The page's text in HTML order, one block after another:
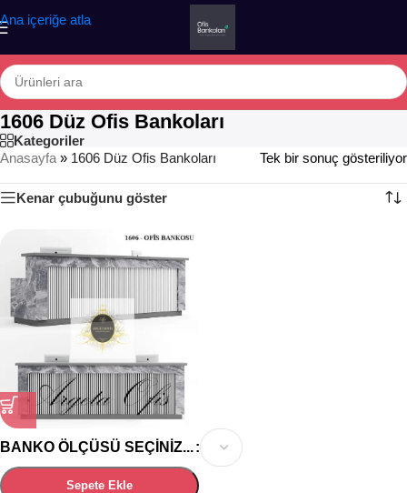
Ana içeriğe atla
1606 Düz Ofis Bankoları
Kategoriler
Anasayfa » 1606 Düz Ofis Bankoları Tek bir sonuç gösteriliyor
Kenar çubuğunu göster
BANKO ÖLÇÜSÜ SEÇINIZ...
Sepete Ekle